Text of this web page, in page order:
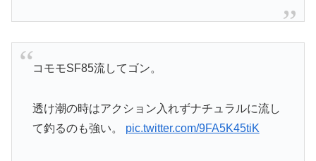
コモモSF85流してゴン。
透け潮の時はアクション入れずナチュラルに流し
て釣るのも強い。 pic.twitter.com/9FA5K45tiK